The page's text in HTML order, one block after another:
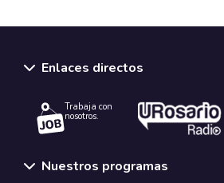
Enlaces directos
Trabaja con
nosotros.
Nuestros programas